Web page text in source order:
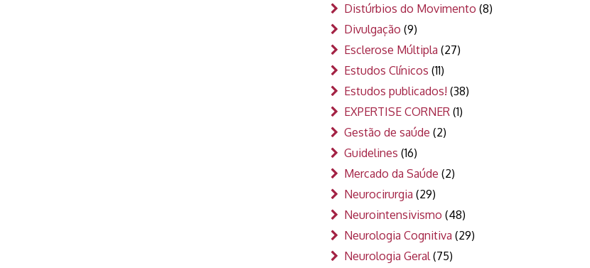
Distúrbios do Movimento (8)
Divulgação (9)
Esclerose Múltipla (27)
Estudos Clínicos (11)
Estudos publicados! (38)
EXPERTISE CORNER (1)
Gestão de saúde (2)
Guidelines (16)
Mercado da Saúde (2)
Neurocirurgia (29)
Neurointensivismo (48)
Neurologia Cognitiva (29)
Neurologia Geral(75)